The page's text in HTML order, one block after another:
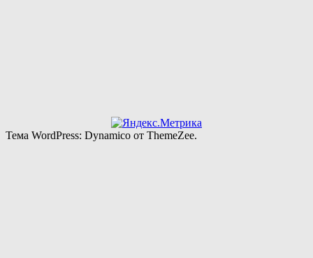
Тема WordPress: Dynamico от ThemeZee.